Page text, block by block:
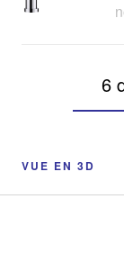
6
VUE EN 3D